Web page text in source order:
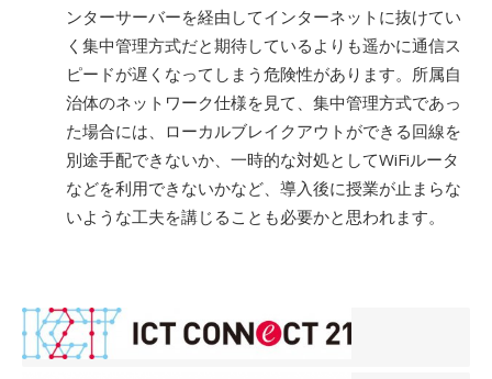
ンターサーバーを経由してインターネットに抜けてい
く集中管理方式だと期待しているよりも遥かに通信ス
ピードが遅くなってしまう危険性があります。所属自
治体のネットワーク仕様を見て、集中管理方式であっ
た場合には、ローカルブレイクアウトができる回線を
別途手配できないか、一時的な対処としてWiFiルータ
などを利用できないかなど、導入後に授業が止まらな
いような工夫を講じることも必要かと思われます。